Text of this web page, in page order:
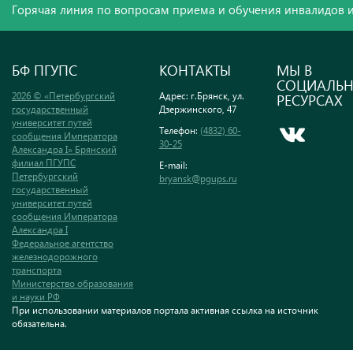
Горячая линия по вопросам приема и обучения инвалидов
БФ ПГУПС
2026 © «Петербургский
государственный
университет путей
сообщения Императора
Александра I» Брянский
филиал ПГУПС
Петербургский
государственный
университет путей
сообщения Императора
Александра I
Федеральное агентство
железнодорожного
транспорта
Министерство образования
и науки РФ
КОНТАКТЫ
Адрес: г.Брянск, ул.
Дзержинского, 47
Телефон: (4832) 60-
30-25
E-mail:
bryansk@pgups.ru
МЫ В
РЕСУРСАХ
При использовании материалов портала активная ссылка на источник
обязательна.